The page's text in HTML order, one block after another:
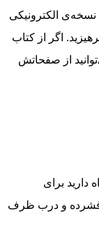
الکترونیکی
اگر از کتاب
از صفحاتش
دارید برای
فشرده و درب ظرف